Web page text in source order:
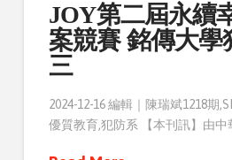
JOY第二屆永續
案競賽 銘傳大學
三
2024-12-16 編輯｜陳瑞斌1218期
優質教育,犯防系 【本刊訊】由中